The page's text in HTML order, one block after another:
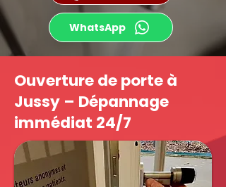
WhatsApp
Ouverture de porte à
Jussy – Dépannage
immédiat 24/7